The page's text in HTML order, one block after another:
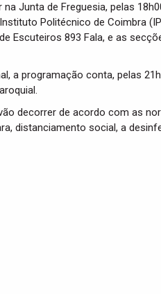
Junta de Freguesia, pelas
Politécnico de Coimbra
Escuteiros 893 Fala, e as
a programação conta, pelas
decorrer de acordo com as
distanciamento social, a